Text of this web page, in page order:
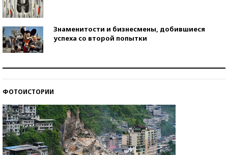
Знаменитости и бизнесмены, добившиеся
успеха со второй попытки
ФОТОИСТОРИИ